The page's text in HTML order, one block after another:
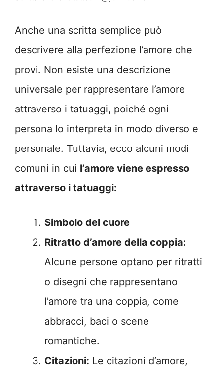
Anche una scritta semplice può
descrivere alla perfezione l’amore che
provi. Non esiste una descrizione
universale per rappresentare l’amore
attraverso i tatuaggi, poiché ogni
persona lo interpreta in modo diverso e
personale. Tuttavia, ecco alcuni modi
comuni in cui l’amore viene espresso
attraverso i tatuaggi:
Simbolo del cuore
Ritratto d’amore della coppia:
Alcune persone optano per ritratti
o disegni che rappresentano
l’amore tra una coppia, come
abbracci, baci o scene
romantiche.
Citazioni: Le citazioni d’amore,